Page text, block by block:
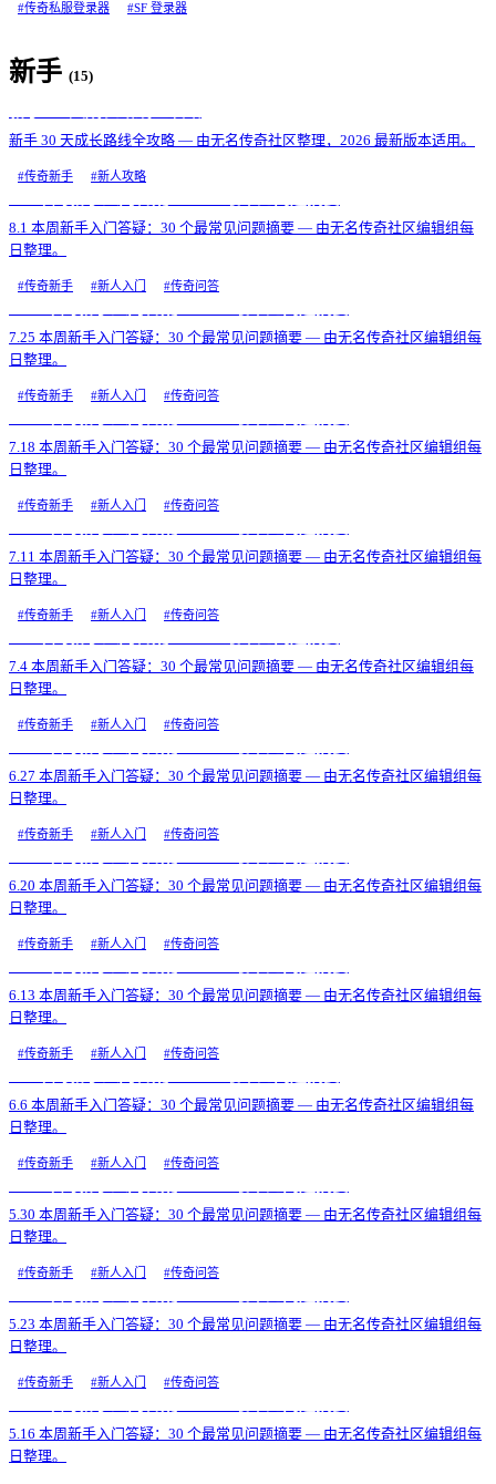
#传奇私服登录器 #SF 登录器
新手 (15)
新手 30 天成长路线全攻略 — 由无名传奇社区整理，2026 最新版本适用。
#传奇新手 #新人攻略
8.1 本周新手入门答疑：30 个最常见问题摘要 — 由无名传奇社区编辑组每
日整理。
#传奇新手 #新人入门 #传奇问答
7.25 本周新手入门答疑：30 个最常见问题摘要 — 由无名传奇社区编辑组每
日整理。
#传奇新手 #新人入门 #传奇问答
7.18 本周新手入门答疑：30 个最常见问题摘要 — 由无名传奇社区编辑组每
日整理。
#传奇新手 #新人入门 #传奇问答
7.11 本周新手入门答疑：30 个最常见问题摘要 — 由无名传奇社区编辑组每
日整理。
#传奇新手 #新人入门 #传奇问答
7.4 本周新手入门答疑：30 个最常见问题摘要 — 由无名传奇社区编辑组每
日整理。
#传奇新手 #新人入门 #传奇问答
6.27 本周新手入门答疑：30 个最常见问题摘要 — 由无名传奇社区编辑组每
日整理。
#传奇新手 #新人入门 #传奇问答
6.20 本周新手入门答疑：30 个最常见问题摘要 — 由无名传奇社区编辑组每
日整理。
#传奇新手 #新人入门 #传奇问答
6.13 本周新手入门答疑：30 个最常见问题摘要 — 由无名传奇社区编辑组每
日整理。
#传奇新手 #新人入门 #传奇问答
6.6 本周新手入门答疑：30 个最常见问题摘要 — 由无名传奇社区编辑组每
日整理。
#传奇新手 #新人入门 #传奇问答
5.30 本周新手入门答疑：30 个最常见问题摘要 — 由无名传奇社区编辑组每
日整理。
#传奇新手 #新人入门 #传奇问答
5.23 本周新手入门答疑：30 个最常见问题摘要 — 由无名传奇社区编辑组每
日整理。
#传奇新手 #新人入门 #传奇问答
5.16 本周新手入门答疑：30 个最常见问题摘要 — 由无名传奇社区编辑组每
日整理。